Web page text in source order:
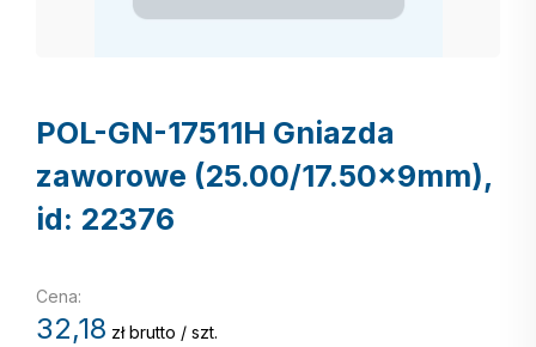
POL-GN-17511H Gniazda
zaworowe (25.00/17.50x9mm),
id: 22376
Cena:
32,18 zł brutto / szt.